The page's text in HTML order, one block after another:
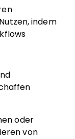
indem
oder
von